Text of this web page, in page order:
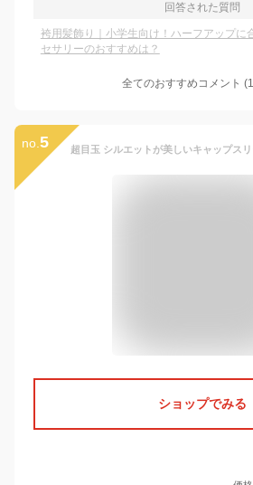
回答された質問
袴用髪飾り｜小学生向け！ハーフアップに
セサリーのおすすめは？
全てのおすすめコメント (
no. 5
ショップでみる